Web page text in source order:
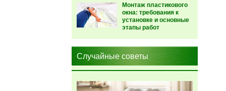
Монтаж пластикового
окна: требования к
установке и основные
этапы работ
Случайные советы